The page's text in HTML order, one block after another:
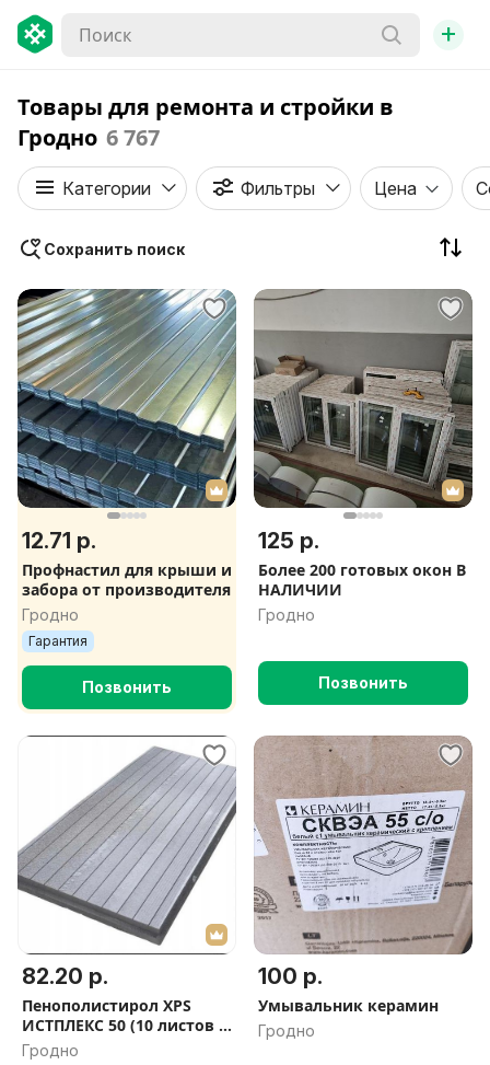
+
Товары для ремонта и стройки в
Гродно 6 767
Категории Фильтры Цена
Сохранить поиск
12.71 р.
Профнастил для крыши и
забора от производителя
Гродно
Гарантия
Позвонить
125 р.
Более 200 готовых окон В
НАЛИЧИИ
Гродно
Позвонить
82.20 р.
Пенополистирол XPS
ИСТПЛЕКС 50 (10 листов в
упаковке)
Гродно
100 р.
Умывальник керамин
Гродно